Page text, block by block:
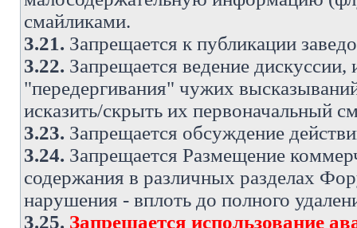
смайликами.
3.21. Запрещается к публикации
3.22. Запрещается ведение
"передергивания" чужих
исказить/скрыть их первоначальный
3.23. Запрещается обсуждение
3.24. Запрещается Размещение
содержания в различных разделах
нарушения - вплоть до полного
3.25. Запрещается использование